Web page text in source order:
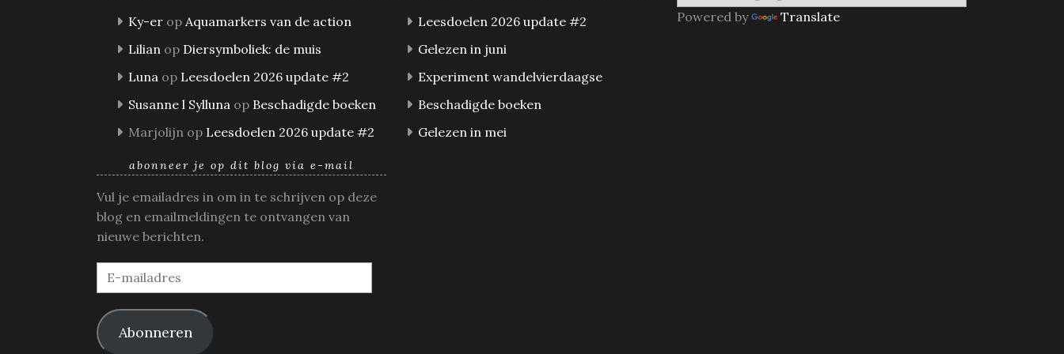
Ky-er op Aquamarkers van de action
Lilian op Diersymboliek: de muis
Luna op Leesdoelen 2026 update #2
Susanne l Sylluna op Beschadigde boeken
Marjolijn op Leesdoelen 2026 update #2
Leesdoelen 2026 update #2
Gelezen in juni
Experiment wandelvierdaagse
Beschadigde boeken
Gelezen in mei
Powered by Translate
abonneer je op dit blog via e-mail
Vul je emailadres in om in te schrijven op deze
blog en emailmeldingen te ontvangen van
nieuwe berichten.
E-
mailadres
Abonneren